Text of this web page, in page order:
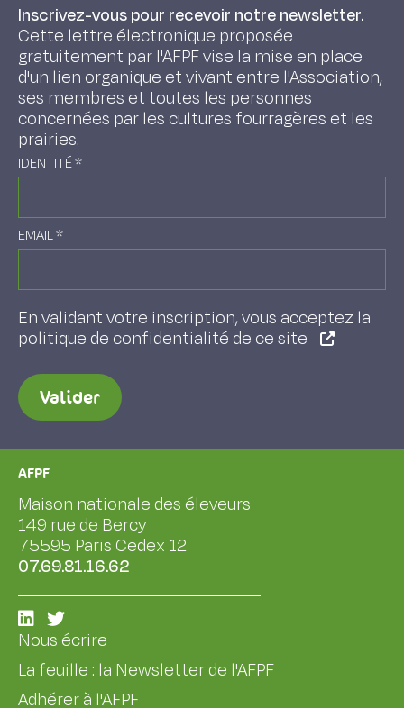
Inscrivez-vous pour recevoir notre newsletter.
Cette lettre électronique proposée
gratuitement par l'AFPF vise la mise en place
d'un lien organique et vivant entre l'Association,
ses membres et toutes les personnes
concernées par les cultures fourragères et les
prairies.
IDENTITÉ*
EMAIL*
En validant votre inscription, vous acceptez la
politique de confidentialité de ce site
Valider
AFPF
Maison nationale des éleveurs
149 rue de Bercy
75595 Paris Cedex 12
07.69.81.16.62
Nous écrire
La feuille : la Newsletter de l'AFPF
Adhérer à l'AFPF